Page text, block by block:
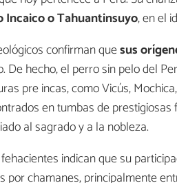
Incaico o Tahuantinsuyo, en el
confirman quesus
De hecho, el perro sin pelo del
pre incas, como Vicús,
en tumbas de
al sagrado y a la nobleza.
indican que su
por chamanes, principalmente